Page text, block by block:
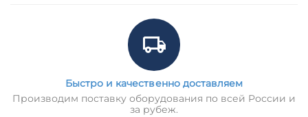
Быстро и качественно доставляем
Производим поставку оборудования по всей России и
за рубеж.